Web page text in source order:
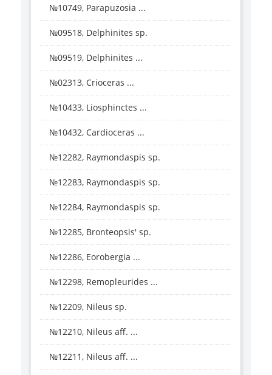
№10749, Parapuzosia ...
№09518, Delphinites sp.
№09519, Delphinites ...
№02313, Crioceras ...
№10433, Liosphinctes ...
№10432, Cardioceras ...
№12282, Raymondaspis sp.
№12283, Raymondaspis sp.
№12284, Raymondaspis sp.
№12285, Bronteopsis' sp.
№12286, Eorobergia ...
№12298, Remopleurides ...
№12209, Nileus sp.
№12210, Nileus aff. ...
№12211, Nileus aff. ...